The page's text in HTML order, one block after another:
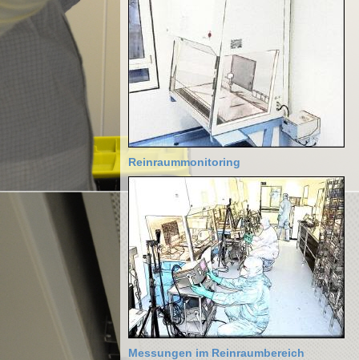
Reinraummonitoring
Messungen im Reinraumbereich